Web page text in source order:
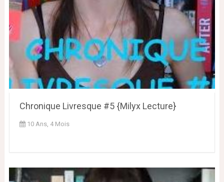
Chronique Livresque #5 {Milyx Lecture}
10 Ans, 4 Mois